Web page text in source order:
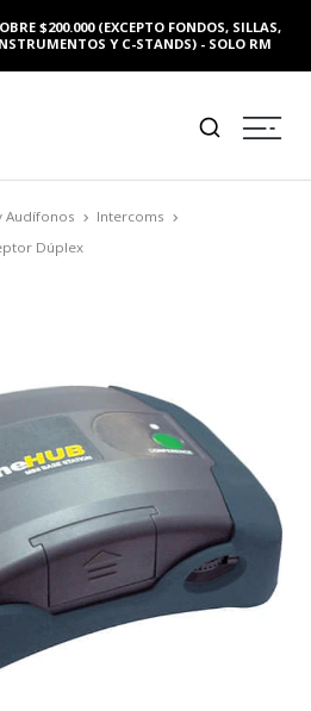
$200.000 (EXCEPTO FONDOS, SILLAS,
Y C-STANDS) - SOLO RM
Audífonos
Intercoms
Dúplex